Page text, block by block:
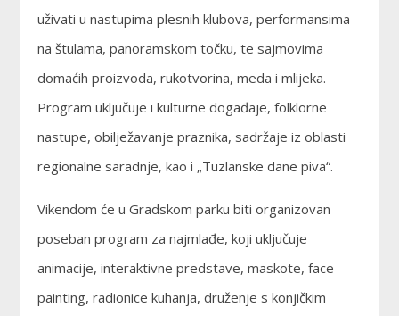
uživati u nastupima plesnih klubova, performansima
na štulama, panoramskom točku, te sajmovima
domaćih proizvoda, rukotvorina, meda i mlijeka.
Program uključuje i kulturne događaje, folklorne
nastupe, obilježavanje praznika, sadržaje iz oblasti
regionalne saradnje, kao i „Tuzlanske dane piva“.
Vikendom će u Gradskom parku biti organizovan
poseban program za najmlađe, koji uključuje
animacije, interaktivne predstave, maskote, face
painting, radionice kuhanja, druženje s konjičkim